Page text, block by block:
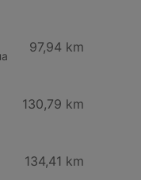
97,94 km
130,79 km
134,41 km